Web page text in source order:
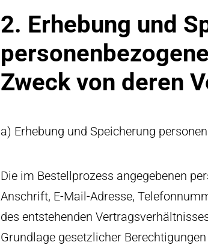
2. Erhebung und
Zweck von deren
a) Erhebung und Speicherung
Die im Bestellprozess angegebenen
Anschrift, E-Mail-Adresse,
des entstehenden
Grundlage gesetzlicher